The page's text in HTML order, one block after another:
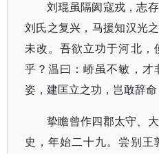
刘琨虽隔阂寇戎，志
刘氏之复兴，马援知汉光
未改。吾欲立功于河北
乎？温曰：峤虽不敏，才
姿，建匡立之功，岂敢辞
挚瞻曾作四郡太守、
史，年始二十九。尝别